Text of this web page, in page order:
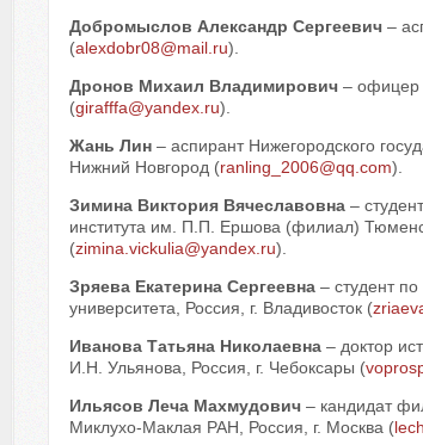
Добромыслов Александр Сергеевич –
(alexdobr08@mail.ru).
Дронов Михаил Владимирович – офицер
(girafffa@yandex.ru).
Жань Лин – аспирант Нижегородского
Нижний Новгород (ranling_2006@qq.com).
Зимина Виктория Вячеславовна –
института им. П.П. Ершова (филиал)
(zimina.vickulia@yandex.ru).
Зряева Екатерина Сергеевна – студент
университета, Россия, г. Владивосток (
Иванова Татьяна Николаевна – доктор
И.Н. Ульянова, Россия, г. Чебоксары (
Ильясов Леча Махмудович – кандидат
Миклухо-Маклая РАН, Россия, г. Москва (